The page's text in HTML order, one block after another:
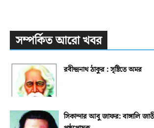
সম্পর্কিত আরো খবর
রবীন্দ্রনাথ ঠাকুর : সৃষ্টিতে অমর
সিকান্দার আবু জাফর: বাঙ্গালি